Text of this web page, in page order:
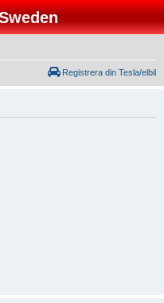
Registrera din Tesla/elbil